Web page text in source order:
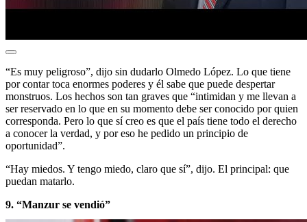
“Es muy peligroso”, dijo sin dudarlo Olmedo López. Lo que tiene
por contar toca enormes poderes y él sabe que puede despertar
monstruos. Los hechos son tan graves que “intimidan y me llevan a
ser reservado en lo que en su momento debe ser conocido por quien
corresponda. Pero lo que sí creo es que el país tiene todo el derecho
a conocer la verdad, y por eso he pedido un principio de
oportunidad”.
“Hay miedos. Y tengo miedo, claro que sí”, dijo. El principal: que
puedan matarlo.
9. “Manzur se vendió”